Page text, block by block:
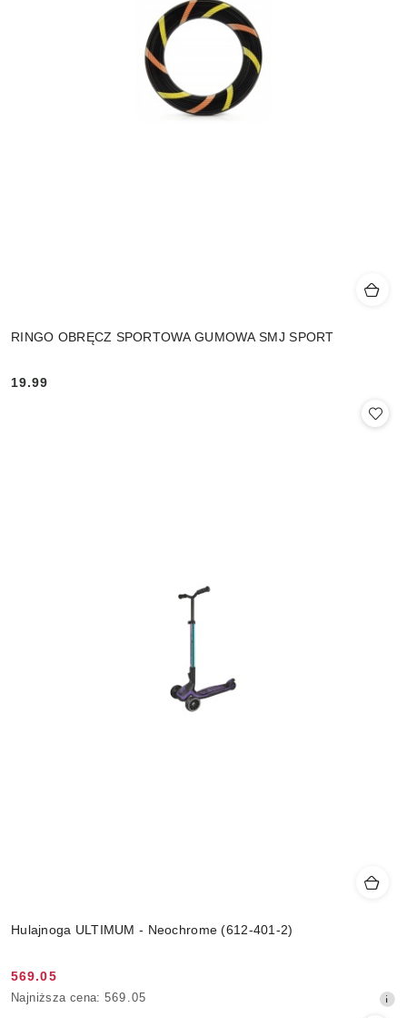
RINGO OBRĘCZ SPORTOWA GUMOWA SMJ SPORT
Cena:
19.99
Hulajnoga ULTIMUM - Neochrome (612-401-2)
Cena
promocyjna:
569.05
Najniższa
Najniższa cena: 569.05